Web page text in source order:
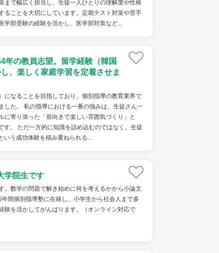
まで幅広く担当し、生徒一人ひとりの理解度や性格
ることを大切にしています。定期テスト対策や苦手
学部受験の経験を活かし、医学部対策など...
年の教員志望。留学経験（韓国
、楽しく家庭学習を定着させま
になることを目指しており、個別指導の教育業界で
した。 私の指導における一番の強みは、生徒さん一
に寄り添った「前向きで楽しい雰囲気づくり」と
す。 ただ一方的に知識を詰め込むのではなく、生徒
いう成功体験を積み重ねられる...
学院生です
。数学の問題で解き始めに何を考えるかから小論文
間個別指導塾に在籍し、小学生から社会人まで多
験を活かしてがんばります。（オンライン対応で